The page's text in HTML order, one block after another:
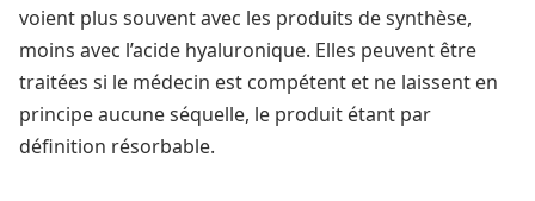
voient plus souvent avec les produits de synthèse,
moins avec l’acide hyaluronique. Elles peuvent être
traitées si le médecin est compétent et ne laissent en
principe aucune séquelle, le produit étant par
définition résorbable.